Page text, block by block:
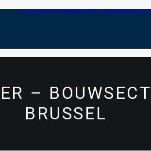
ACCUEIL NOS OPPORTUNITÉS À PROPOS BLOG
–
BRUSSEL